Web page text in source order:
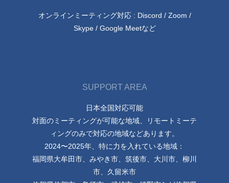
オンラインミーティング対応 : Discord / Zoom /
Skype / Google Meetなど
SUPPORT AREA
日本全国対応可能
対面のミーティングが可能な地域、リモートミーテ
ィングのみで対応の地域などあります。
2024〜2025年、特に力を入れている地域：
福岡県大牟田市、みやき市、筑後市、大川市、柳川
市、久留米市